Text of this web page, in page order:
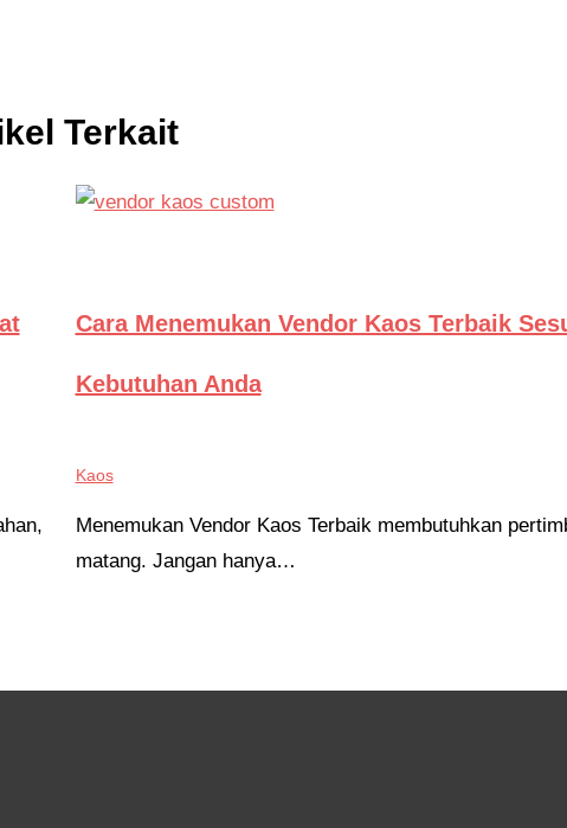
Terkait
Cara Menemukan Vendor Kaos Terbaik
Kebutuhan Anda
Kaos
Menemukan Vendor Kaos Terbaik membutuhkan
matang. Jangan hanya…